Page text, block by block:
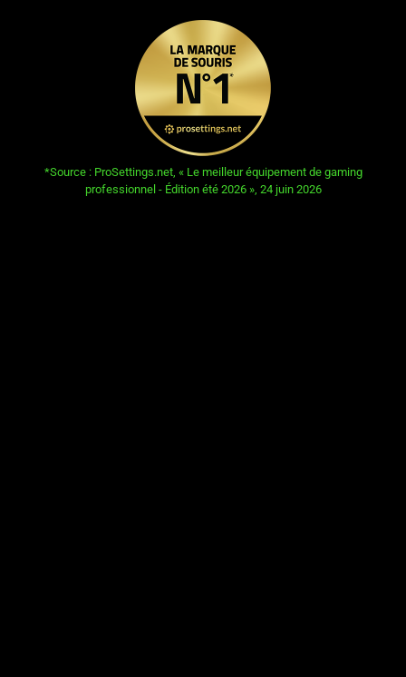
opens in new tab:
*Source : ProSettings.net, « Le meilleur équipement de gaming
professionnel - Édition été 2026 », 24 juin 2026